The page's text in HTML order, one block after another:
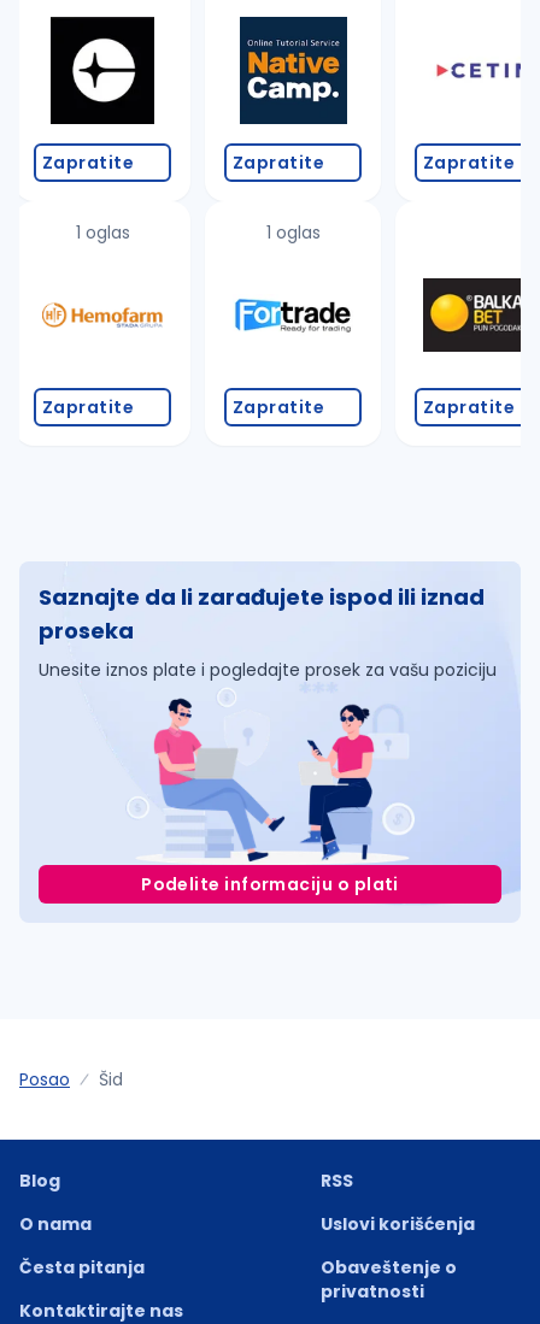
Takođe možete da:
proverite pravopisne greške (koristite č, ć, š, đ,
povećajte radijus za odabrani grad
promenite odabrane filtere pretrage
Zapratite
1 oglas
Zapratite
Zapratite
1 oglas
Zapratite
Zapratite
Zapratite
Saznajte da li zarađujete ispod ili iznad
proseka
Unesite iznos plate i pogledajte prosek za vašu poziciju
Podelite informaciju o plati
Posao Šid
Blog
O nama
Česta pitanja
Kontaktirajte nas
RSS
Uslovi korišćenja
Obaveštenje o
privatnosti